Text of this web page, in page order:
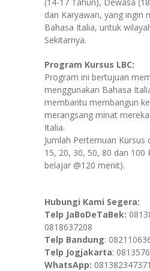
dan Karyawan, yang ingin
Bahasa Italia, untuk
Sekitarnya.
Program Kursus LBC:
Program ini bertujuan
menggunakan Bahasa
membantu membangun
merangsang minat
Italia.
Jumlah Pertemuan Kursus
15, 20, 30, 50, 80 dan 100
belajar @120 menit).
Hubungi Kami Segera:
Telp JaBoDeTaBek:
0818637208
Telp Bandung:
Telp Jogjakarta:
WhatsApp: 081382347371